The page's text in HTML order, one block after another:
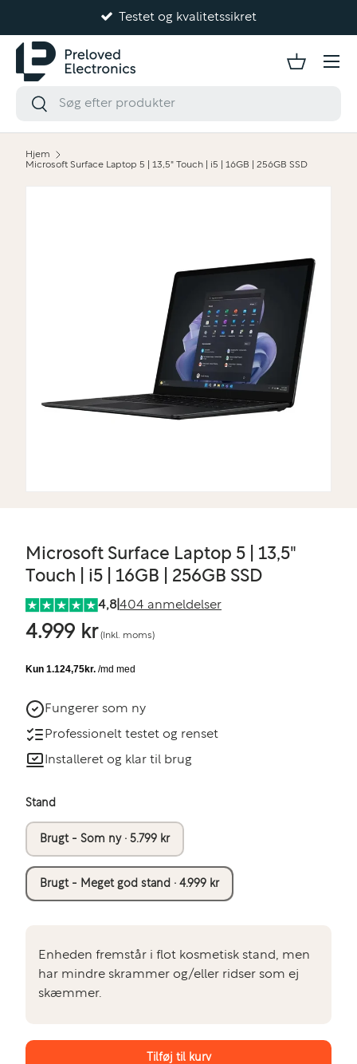
Testet og kvalitetssikret
Hjem
Microsoft Surface Laptop 5 | 13,5" Touch | i5 | 16GB | 256GB SSD
Microsoft Surface Laptop 5 | 13,5"
Touch | i5 | 16GB | 256GB SSD
4,8|404 anmeldelser
4.999 kr(Inkl. moms)
Fungerer som ny
Professionelt testet og renset
Installeret og klar til brug
Stand
Brugt - Som ny · 5.799 kr
Brugt - Meget god stand · 4.999 kr
Enheden fremstår i flot kosmetisk stand, men
har mindre skrammer og/eller ridser som ej
skæmmer.
Tilføj til kurv